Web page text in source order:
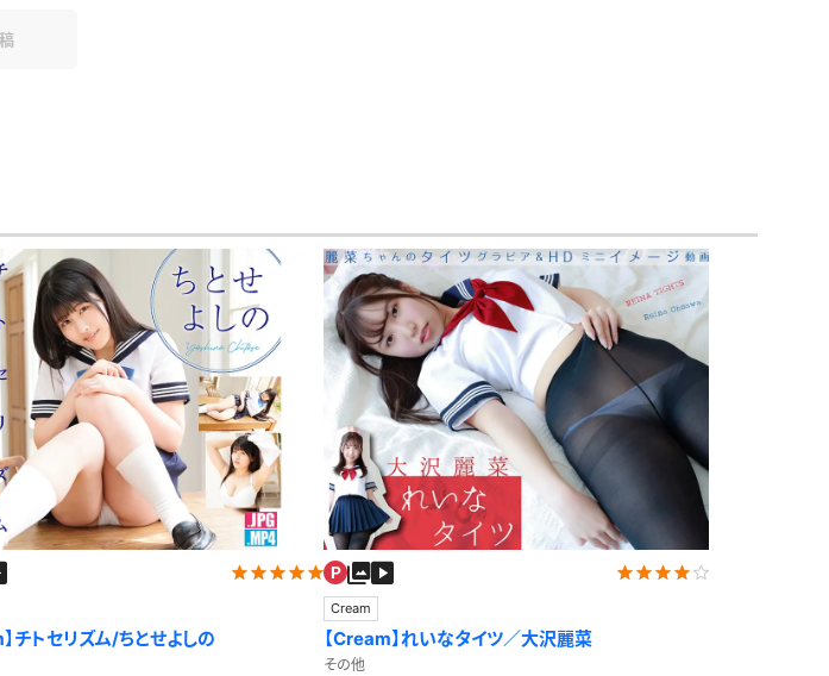
セーラー中間服 セーラー冬服
ブレザー 制服カーディガン
制服ニットベスト
制服ポロシャツ 制服吊りスカート
短パン ビキニ
チトセリズム/ちとせよしの
Cream
【Cream】れいなタイツ／大沢麗菜
その他